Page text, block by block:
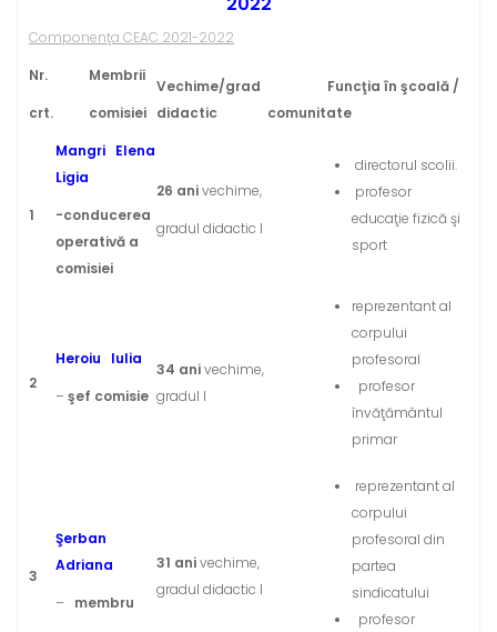
Componenţa CEAC 2021-2022
Nr.
crt.
Membrii
comisiei
Vechime/grad
didactic
Funcţia în şcoală /
comunitate
1
Mangri Elena
Ligia
-conducerea
operativă a
comisiei
26 anivechime,
gradul didactic I
directorul scolii.
profesor
educaţie fizică şi
sport
2
Heroiu Iulia
– şef comisie
34 anivechime,
gradul I
reprezentant al
corpului
profesoral
profesor
învăţământul
primar
3
Şerban
Adriana
– membru
31 anivechime,
gradul didactic I
reprezentant al
corpului
profesoral din
partea
sindicatului
profesor